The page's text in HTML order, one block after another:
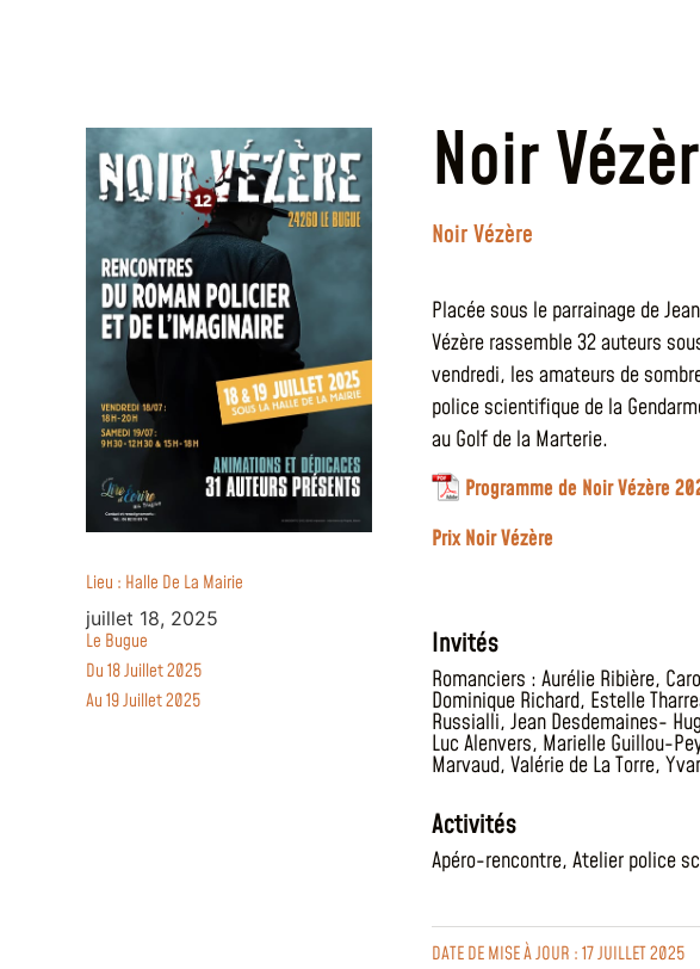
Lieu : Halle De La Mairie
juillet 18, 2025
Le Bugue
Du 18 Juillet 2025
Au 19 Juillet 2025
Noir
Noir Vézère
Placée sous le parrainage de
Vézère rassemble 32 auteurs
vendredi, les amateurs de
police scientifique de la
au Golf de la Marterie.
Programme de Noir Vézère
Prix Noir Vézère
Invités
Romanciers : Aurélie Ribière,
Dominique Richard, Estelle
Russialli, Jean Desdemaines-
Luc Alenvers, Marielle Guillou-
Marvaud, Valérie de La Torre,
Activités
Apéro-rencontre, Atelier police
DATE DE MISE À JOUR : 17 JUILLET 2025